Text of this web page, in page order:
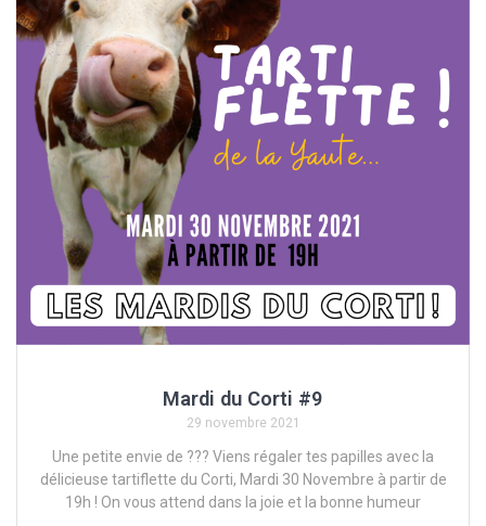
Mardi du Corti #9
29 novembre 2021
Une petite envie de ??? Viens régaler tes papilles avec la
délicieuse tartiflette du Corti, Mardi 30 Novembre à partir de
19h ! On vous attend dans la joie et la bonne humeur